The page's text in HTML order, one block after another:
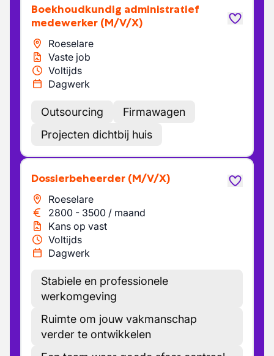
Boekhoudkundig administratief
medewerker (M/V/X)
Roeselare
Vaste job
Voltijds
Dagwerk
Outsourcing
Firmawagen
Projecten dichtbij huis
Dossierbeheerder (M/V/X)
Roeselare
2800 - 3500 / maand
Kans op vast
Voltijds
Dagwerk
Stabiele en professionele
werkomgeving
Ruimte om jouw vakmanschap
verder te ontwikkelen